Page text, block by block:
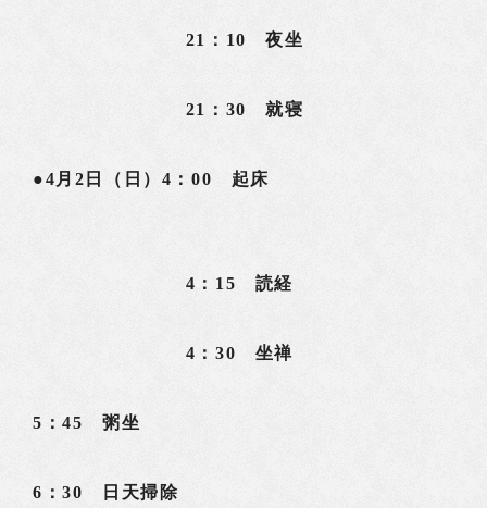
21：10 夜坐
21：30 就寝
●4月2日（日）4：00 起床
4：15 読経
4：30 坐禅
5：45 粥坐
6：30 日天掃除